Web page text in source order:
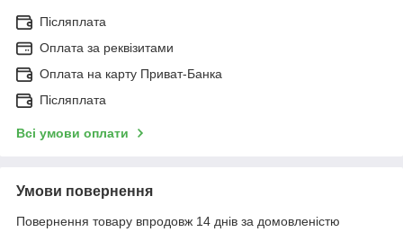
Післяплата
Оплата за реквізитами
Оплата на карту Приват-Банка
Післяплата
Всі умови оплати
Умови повернення
Повернення товару впродовж 14 днів за домовленістю